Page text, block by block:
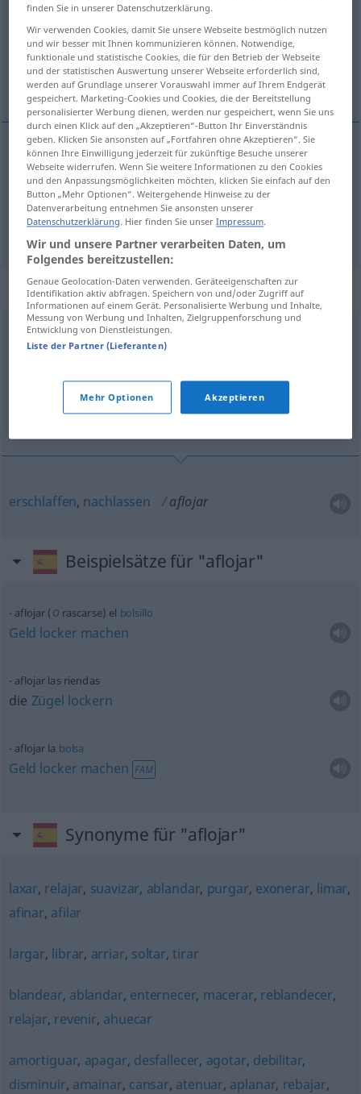
Übersicht aller Übersetzungen
(Für mehr Details die Übersetzung anklicken/antippen)
lockern, lösen, lockermachen
lockern,lösen aflojar
lockermachen aflojardinero FAM FIG
„aflojar“: verbo intransitivo
aflojar [aflɔˈxar]v/i
(Für mehr Details die Übersetzung anklicken/antippen)
erschlaffen, nachlassen
erschlaffen, nachlassen aflojar
Beispielsätze für "aflojar"
aflojar (o rascarse) el bolsillo
Geld locker machen
aflojar las riendas
die Zügel lockern
aflojar la bolsa
Geld locker machen FAM
Synonyme für "aflojar"
laxar, relajar, suavizar, ablandar, purgar, exonerar, limar,
afinar, afilar
largar, librar, arriar, soltar,tirar
blandear, ablandar, enternecer, macerar, reblandecer,
relajar, revenir, ahuecar
amortiguar, apagar, desfallecer, agotar, debilitar,
disminuir, amainar, cansar, atenuar, aplanar, rebajar,
finden Sie in unserer Datenschutzerklärung.
Wir verwenden Cookies, damit Sie unsere Webseite bestmöglich nutzen
und wir besser mit Ihnen kommunizieren können. Notwendige,
funktionale und statistische Cookies, die für den Betrieb der Webseite
und der statistischen Auswertung unserer Webseite erforderlich sind,
werden auf Grundlage unserer Vorauswahl immer auf Ihrem Endgerät
gespeichert. Marketing-Cookies und Cookies, die der Bereitstellung
personalisierter Werbung dienen, werden nur gespeichert, wenn Sie uns
durch einen Klick auf den „Akzeptieren“-Button Ihr Einverständnis
geben. Klicken Sie ansonsten auf „Fortfahren ohne Akzeptieren“. Sie
können Ihre Einwilligung jederzeit für zukünftige Besuche unserer
Webseite widerrufen. Wenn Sie weitere Informationen zu den Cookies
und den Anpassungsmöglichkeiten möchten, klicken Sie einfach auf den
Button „Mehr Optionen“. Weitergehende Hinweise zu der
Datenverarbeitung entnehmen Sie ansonsten unserer
Datenschutzerklärung. Hier finden Sie unserImpressum.
Wir und unsere Partner verarbeiten Daten, um
Folgendes bereitzustellen:
Genaue Geolocation-Daten verwenden. Geräteeigenschaften zur
Identifikation aktiv abfragen. Speichern von und/oder Zugriff auf
Informationen auf einem Gerät. Personalisierte Werbung und Inhalte,
Messung von Werbung und Inhalten, Zielgruppenforschung und
Entwicklung von Dienstleistungen.
Liste der Partner (Lieferanten)
Mehr Optionen Akzeptieren